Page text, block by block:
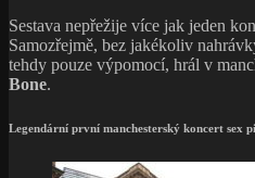
Sestava nepřežije více jak jeden
Samozřejmě, bez jakékoliv
tehdy pouze výpomocí, hrál v
Bone.
Legendární první manchesterský koncert sex